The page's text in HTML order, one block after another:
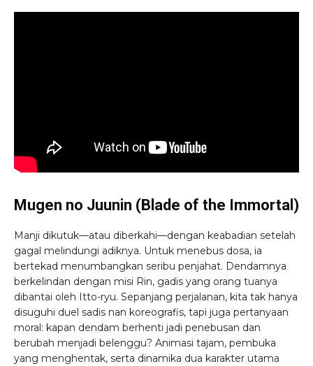
Mugen no Juunin (Blade of the Immortal)
Manji dikutuk—atau diberkahi—dengan keabadian setelah
gagal melindungi adiknya. Untuk menebus dosa, ia
bertekad menumbangkan seribu penjahat. Dendamnya
berkelindan dengan misi Rin, gadis yang orang tuanya
dibantai oleh Itto-ryu. Sepanjang perjalanan, kita tak hanya
disuguhi duel sadis nan koreografis, tapi juga pertanyaan
moral: kapan dendam berhenti jadi penebusan dan
berubah menjadi belenggu? Animasi tajam, pembuka
yang menghentak, serta dinamika dua karakter utama